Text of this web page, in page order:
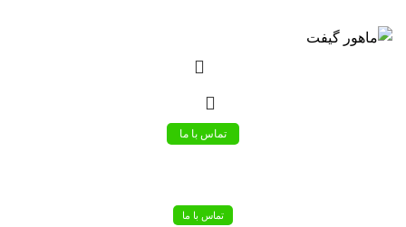
تماس با ما
تماس با ما